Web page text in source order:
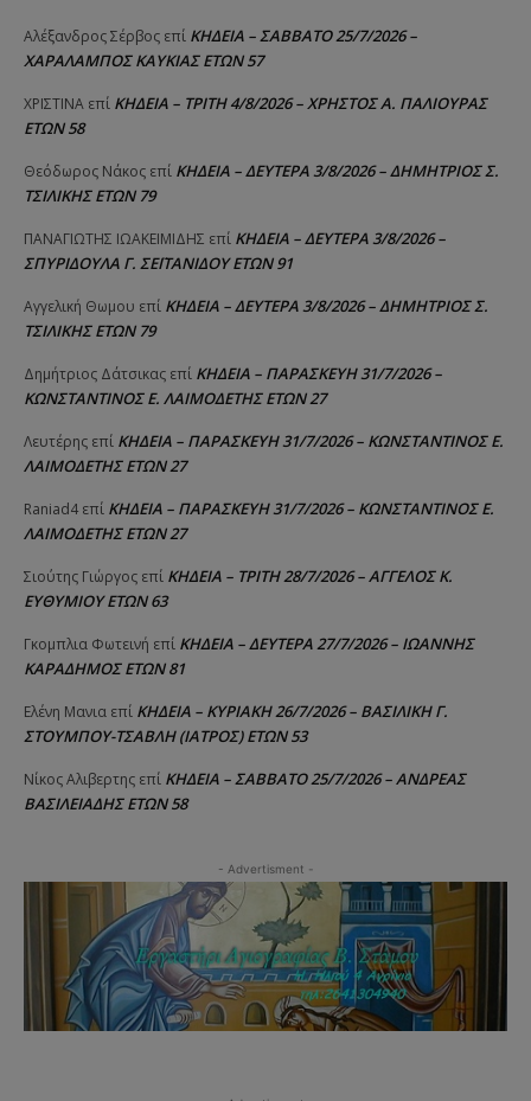
Αλέξανδρος Σέρβος επί ΚΗΔΕΙΑ – ΣΑΒΒΑΤΟ 25/7/2026 –
ΧΑΡΑΛΑΜΠΟΣ ΚΑΥΚΙΑΣ ΕΤΩΝ 57
ΧΡΙΣΤΙΝΑ επί ΚΗΔΕΙΑ – ΤΡΙΤΗ 4/8/2026 – ΧΡΗΣΤΟΣ Α. ΠΑΛΙΟΥΡΑΣ
ΕΤΩΝ 58
Θεόδωρος Νάκος επί ΚΗΔΕΙΑ – ΔΕΥΤΕΡΑ 3/8/2026 – ΔΗΜΗΤΡΙΟΣ Σ.
ΤΣΙΛΙΚΗΣ ΕΤΩΝ 79
ΠΑΝΑΓΙΩΤΗΣ IΩΑΚΕΙΜΙΔΗΣ επί ΚΗΔΕΙΑ – ΔΕΥΤΕΡΑ 3/8/2026 –
ΣΠΥΡΙΔΟΥΛΑ Γ. ΣΕΪΤΑΝΙΔΟΥ ΕΤΩΝ 91
Αγγελική Θωμου επί ΚΗΔΕΙΑ – ΔΕΥΤΕΡΑ 3/8/2026 – ΔΗΜΗΤΡΙΟΣ Σ.
ΤΣΙΛΙΚΗΣ ΕΤΩΝ 79
Δημήτριος Δάτσικας επί ΚΗΔΕΙΑ – ΠΑΡΑΣΚΕΥΗ 31/7/2026 –
ΚΩΝΣΤΑΝΤΙΝΟΣ Ε. ΛΑΙΜΟΔΕΤΗΣ ΕΤΩΝ 27
Λευτέρης επί ΚΗΔΕΙΑ – ΠΑΡΑΣΚΕΥΗ 31/7/2026 – ΚΩΝΣΤΑΝΤΙΝΟΣ Ε.
ΛΑΙΜΟΔΕΤΗΣ ΕΤΩΝ 27
Raniad4 επί ΚΗΔΕΙΑ – ΠΑΡΑΣΚΕΥΗ 31/7/2026 – ΚΩΝΣΤΑΝΤΙΝΟΣ Ε.
ΛΑΙΜΟΔΕΤΗΣ ΕΤΩΝ 27
Σιούτης Γιώργος επί ΚΗΔΕΙΑ – ΤΡΙΤΗ 28/7/2026 – ΑΓΓΕΛΟΣ Κ.
ΕΥΘΥΜΙΟΥ ΕΤΩΝ 63
Γκομπλια Φωτεινή επί ΚΗΔΕΙΑ – ΔΕΥΤΕΡΑ 27/7/2026 – ΙΩΑΝΝΗΣ
ΚΑΡΑΔΗΜΟΣ ΕΤΩΝ 81
Ελένη Μανια επί ΚΗΔΕΙΑ – ΚΥΡΙΑΚΗ 26/7/2026 – ΒΑΣΙΛΙΚΗ Γ.
ΣΤΟΥΜΠΟΥ-ΤΣΑΒΛΗ (ΙΑΤΡΟΣ) ΕΤΩΝ 53
Νίκος Αλιβερτης επί ΚΗΔΕΙΑ – ΣΑΒΒΑΤΟ 25/7/2026 – ΑΝΔΡΕΑΣ
ΒΑΣΙΛΕΙΑΔΗΣ ΕΤΩΝ 58
- Advertisment -